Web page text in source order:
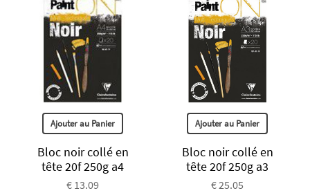
Ajouter au Panier
Bloc noir collé en
tête 20f 250g a4
€ 13.09
Ajouter au Panier
Bloc noir collé en
tête 20f 250g a3
€ 25.05